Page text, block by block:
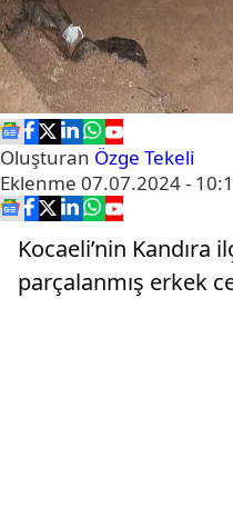
Oluşturan Özge Tekeli
Eklenme 07.07.2024 -
Kocaeli’nin Kandıra
parçalanmış erkek